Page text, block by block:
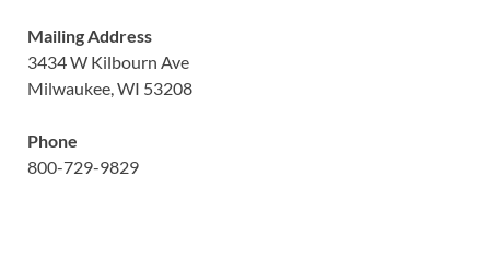
Mailing Address
3434 W Kilbourn Ave
Milwaukee, WI 53208
Phone
800-729-9829